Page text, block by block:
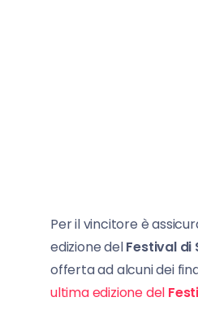
Per il vincitore è
edizione delFestival di
offerta ad alcuni dei
ultima edizione del